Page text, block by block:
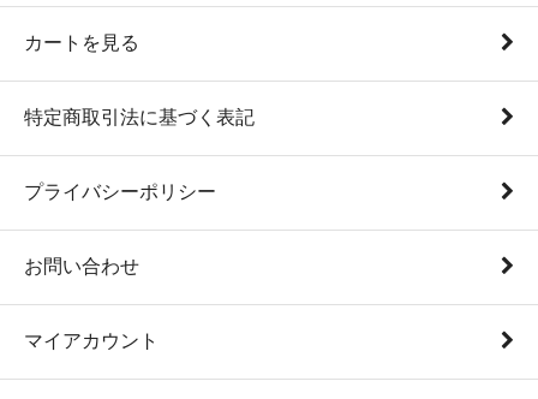
カートを見る
特定商取引法に基づく表記
プライバシーポリシー
お問い合わせ
マイアカウント